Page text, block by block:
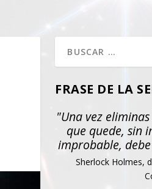
FRASE DE LA
"Una vez
que quede, sin
improbable,
Sherlock Holmes,